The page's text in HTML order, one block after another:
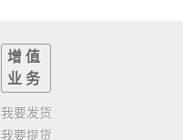
增值
业务
我要发货
我要提货